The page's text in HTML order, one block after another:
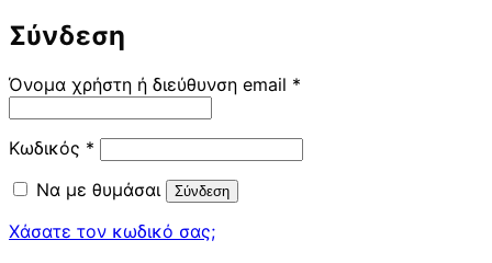
Σύνδεση
Όνομα χρήστη ή διεύθυνση email *
Κωδικός *
Να με θυμάσαι
Σύνδεση
Χάσατε τον κωδικό σας;